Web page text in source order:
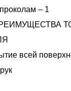
– 1
всей